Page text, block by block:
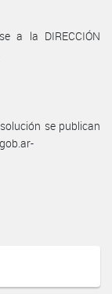
a la DIRECCIÓN
se publican